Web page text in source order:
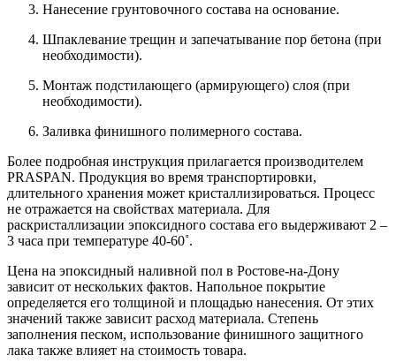
Нанесение грунтовочного состава на основание.
Шпаклевание трещин и запечатывание пор бетона (при
необходимости).
Монтаж подстилающего (армирующего) слоя (при
необходимости).
Заливка финишного полимерного состава.
Более подробная инструкция прилагается производителем
PRASPAN. Продукция во время транспортировки,
длительного хранения может кристаллизироваться. Процесс
не отражается на свойствах материала. Для
раскристаллизации эпоксидного состава его выдерживают 2 –
3 часа при температуре 40-60˚.
Цена на эпоксидный наливной пол в Ростове-на-Дону
зависит от нескольких фактов. Напольное покрытие
определяется его толщиной и площадью нанесения. От этих
значений также зависит расход материала. Степень
заполнения песком, использование финишного защитного
лака также влияет на стоимость товара.